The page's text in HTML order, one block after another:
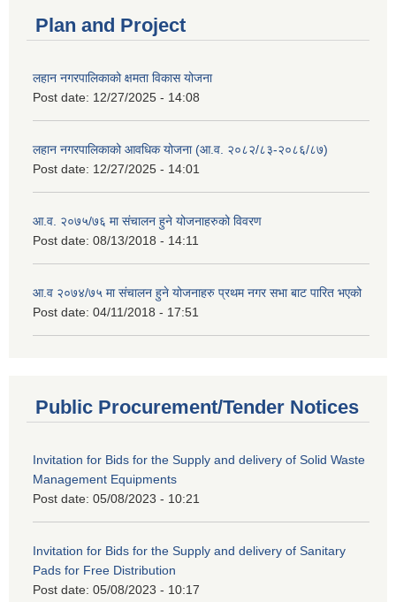
Plan and Project
लहान नगरपालिकाको क्षमता विकास योजना
Post date: 12/27/2025 - 14:08
लहान नगरपालिकाको आवधिक योजना (आ.व. २०८२/८३-२०८६/८७)
Post date: 12/27/2025 - 14:01
आ.व. २०७५/७६ मा संचालन हुने योजनाहरुको विवरण
Post date: 08/13/2018 - 14:11
आ.व २०७४/७५ मा संचालन हुने योजनाहरु प्रथम नगर सभा बाट पारित भएको
Post date: 04/11/2018 - 17:51
Public Procurement/Tender Notices
Invitation for Bids for the Supply and delivery of Solid Waste
Management Equipments
Post date: 05/08/2023 - 10:21
Invitation for Bids for the Supply and delivery of Sanitary
Pads for Free Distribution
Post date: 05/08/2023 - 10:17